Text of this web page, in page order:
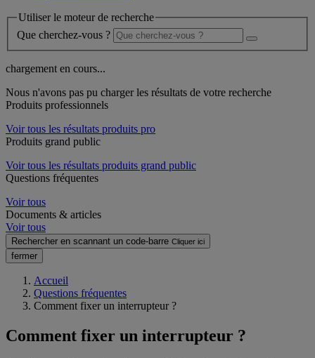
Utiliser le moteur de recherche
Que cherchez-vous ?
chargement en cours...
Nous n'avons pas pu charger les résultats de votre recherche
Produits professionnels
Voir tous les résultats produits pro
Produits grand public
Voir tous les résultats produits grand public
Questions fréquentes
Voir tous
Documents & articles
Voir tous
Rechercher en scannant un code-barre Cliquer ici
fermer
Accueil
Questions fréquentes
Comment fixer un interrupteur ?
Comment fixer un interrupteur ?